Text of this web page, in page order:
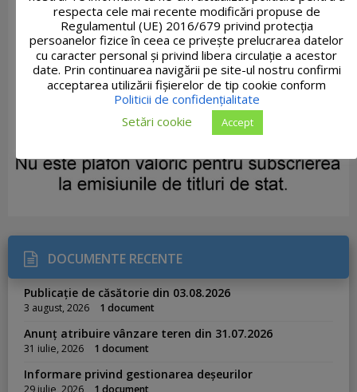
DOCUMENTE RECENTE
Publicație de căsătorie din 03.08.2026
3 august, 2026 1 document
Anunț atribuire vânzare teren din 31.07.2026
31 iulie, 2026 1 document
Informare privind gestionarea deșeurilor
29 iulie, 2026 1 document
respecta cele mai recente modificări propuse de
Regulamentul (UE) 2016/679 privind protecția
persoanelor fizice în ceea ce privește prelucrarea datelor
cu caracter personal și privind libera circulație a acestor
date. Prin continuarea navigării pe site-ul nostru confirmi
acceptarea utilizării fişierelor de tip cookie conform
Politicii de confidențialitate
Setări cookie
Accept